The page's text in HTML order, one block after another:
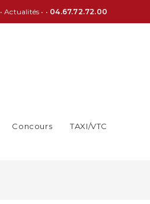
•Actualités • • 04.67.72.72.00
Concours TAXI/VTC